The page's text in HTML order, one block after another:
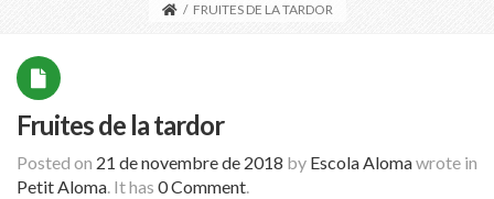
/ FRUITES DE LA TARDOR
Fruites de la tardor
Posted on 21 de novembre de 2018 by Escola Alomawrote in
Petit Aloma. It has 0 Comment.